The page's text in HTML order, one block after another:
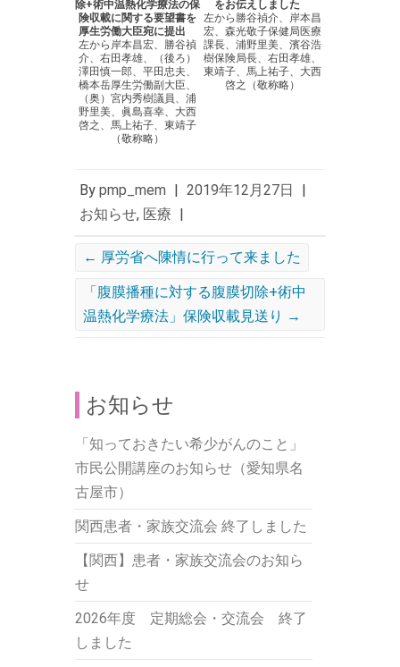
除+術中温熱化学療法の保
険収載に関する要望書を
厚生労働大臣宛に提出
左から岸本昌宏、勝谷禎
介、右田孝雄、（後ろ）
澤田慎一郎、平田忠夫、
橋本岳厚生労働副大臣、
（奥）宮内秀樹議員、浦
野里美、眞島喜幸、大西
啓之、馬上祐子、東靖子
（敬称略）
をお伝えしました
左から勝谷禎介、岸本昌
宏、森光敬子保健局医療
課長、浦野里美、濱谷浩
樹保険局長、右田孝雄、
東靖子、馬上祐子、大西
啓之（敬称略）
By pmp_mem | 2019年12月27日
|
お知らせ, 医療 |
← 厚労省へ陳情に行って来ました
「腹膜播種に対する腹膜切除+術中
温熱化学療法」保険収載見送り →
お知らせ
「知っておきたい希少がんのこと」
市民公開講座のお知らせ（愛知県名
古屋市）
関西患者・家族交流会 終了しました
【関西】患者・家族交流会のお知ら
せ
2026年度 定期総会・交流会 終了
しました